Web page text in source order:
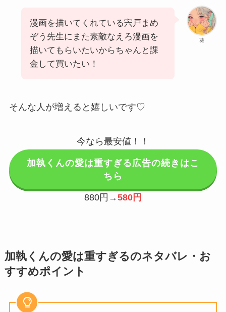
葵
漫画を描いてくれている宍戸まめ
ぞう先生にまた素敵なえろ漫画を
描いてもらいたいからちゃんと課
金して買いたい！
そんな人が増えると嬉しいです♡
今なら最安値！！
加執くんの愛は重すぎる広告の続きはこ
ちら
880円→580円
加執くんの愛は重すぎるのネタバレ・お
すすめポイント